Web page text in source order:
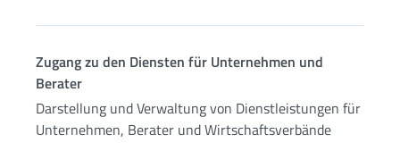
Zugang zu den Diensten für Unternehmen und
Berater
Darstellung und Verwaltung von Dienstleistungen für
Unternehmen, Berater und Wirtschaftsverbände